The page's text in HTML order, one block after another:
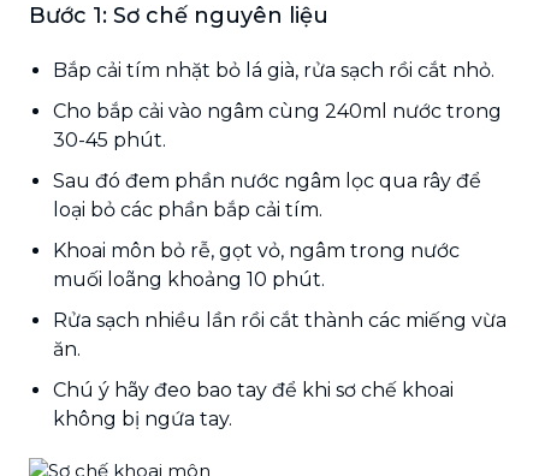
Bước 1: Sơ chế nguyên liệu
Bắp cải tím nhặt bỏ lá già, rửa sạch rồi cắt nhỏ.
Cho bắp cải vào ngâm cùng 240ml nước trong
30-45 phút.
Sau đó đem phần nước ngâm lọc qua rây để
loại bỏ các phần bắp cải tím.
Khoai môn bỏ rễ, gọt vỏ, ngâm trong nước
muối loãng khoảng 10 phút.
Rửa sạch nhiều lần rồi cắt thành các miếng vừa
ăn.
Chú ý hãy đeo bao tay để khi sơ chế khoai
không bị ngứa tay.